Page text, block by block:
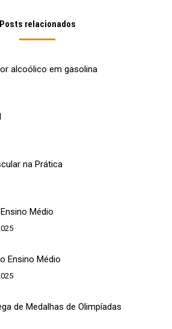
Posts relacionados
alcoólico em gasolina
na Prática
Médio
Ensino Médio
de Medalhas de Olimpíadas